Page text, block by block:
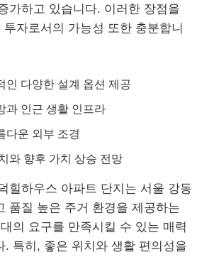
가하고 있습니다. 이러한 장점을
투자로서의 가능성 또한 충분합니
인 다양한 설계 옵션 제공
과 인근 생활 인프라
다운 외부 조경
와 향후 가치 상승 전망
힐하우스 아파트 단지는 서울 강동
품질 높은 주거 환경을 제공하는
의 요구를 만족시킬 수 있는 매력
. 특히, 좋은 위치와 생활 편의성을